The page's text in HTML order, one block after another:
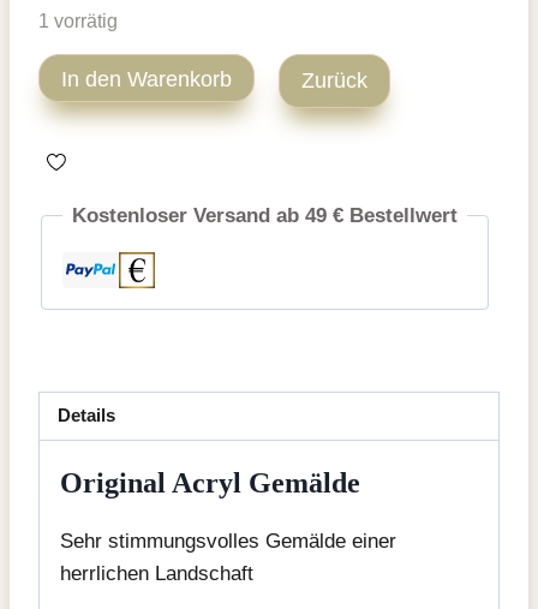
1 vorrätig
Landschaft
Acryl
Menge
In den Warenkorb Zurück
Kostenloser Versand ab 49 € Bestellwert
Details
Original Acryl Gemälde
Sehr stimmungsvolles Gemälde einer
herrlichen Landschaft